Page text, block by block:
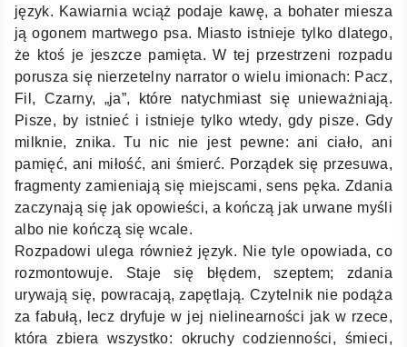
język. Kawiarnia wciąż podaje kawę, a bohater miesza
ją ogonem martwego psa. Miasto istnieje tylko dlatego,
że ktoś je jeszcze pamięta. W tej przestrzeni rozpadu
porusza się nierzetelny narrator o wielu imionach: Pacz,
Fil, Czarny, „ja”, które natychmiast się unieważniają.
Pisze, by istnieć i istnieje tylko wtedy, gdy pisze. Gdy
milknie, znika. Tu nic nie jest pewne: ani ciało, ani
pamięć, ani miłość, ani śmierć. Porządek się przesuwa,
fragmenty zamieniają się miejscami, sens pęka. Zdania
zaczynają się jak opowieści, a kończą jak urwane myśli
albo nie kończą się wcale.
Rozpadowi ulega również język. Nie tyle opowiada, co
rozmontowuje. Staje się błędem, szeptem; zdania
urywają się, powracają, zapętlają. Czytelnik nie podąża
za fabułą, lecz dryfuje w jej nielinearności jak w rzece,
która zbiera wszystko: okruchy codzienności, śmieci,